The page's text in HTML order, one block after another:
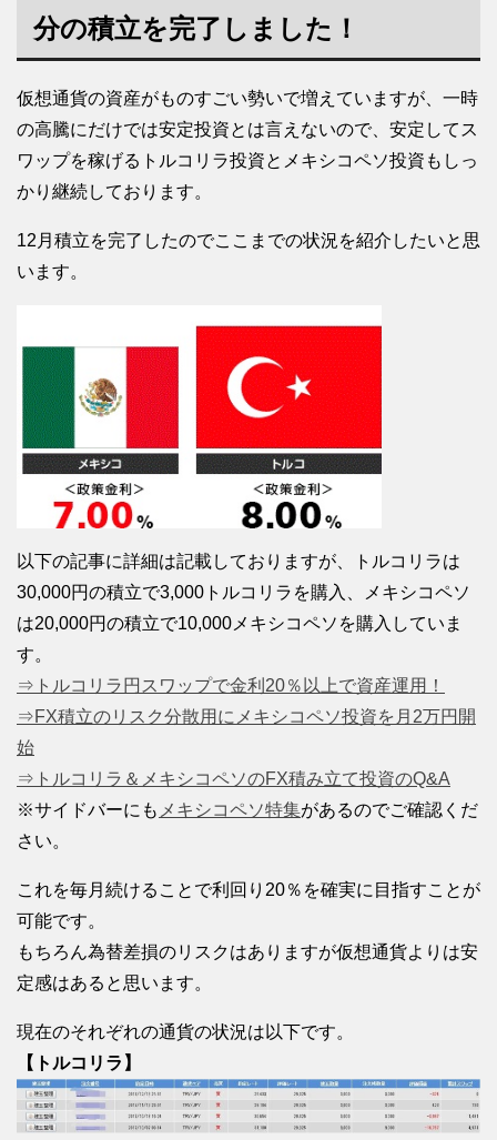
分の積立を完了しました！
仮想通貨の資産がものすごい勢いで増えていますが、一時
の高騰にだけでは安定投資とは言えないので、安定してス
ワップを稼げるトルコリラ投資とメキシコペソ投資もしっ
かり継続しております。
12月積立を完了したのでここまでの状況を紹介したいと思
います。
以下の記事に詳細は記載しておりますが、トルコリラは
30,000円の積立で3,000トルコリラを購入、メキシコペソ
は20,000円の積立で10,000メキシコペソを購入していま
す。
⇒トルコリラ円スワップで金利20％以上で資産運用！
⇒FX積立のリスク分散用にメキシコペソ投資を月2万円開
始
⇒トルコリラ＆メキシコペソのFX積み立て投資のQ&A
※サイドバーにも メキシコペソ特集があるのでご確認くだ
さい。
これを毎月続けることで利回り20％を確実に目指すことが
可能です。
もちろん為替差損のリスクはありますが仮想通貨よりは安
定感はあると思います。
現在のそれぞれの通貨の状況は以下です。
【トルコリラ】